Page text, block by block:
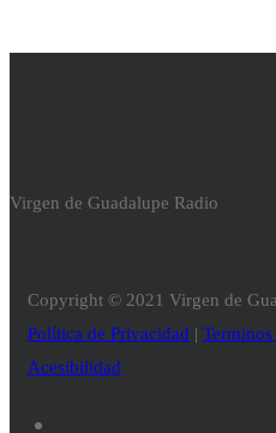
Virgen de Guadalupe Radio
Copyright © 2021 Virgen de
Política de Privacidad |
Acesibilidad